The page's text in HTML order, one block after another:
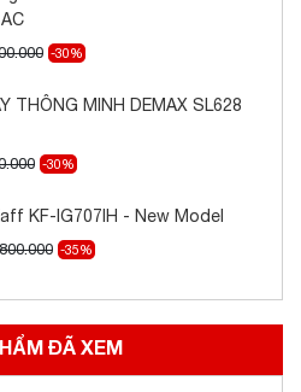
lo lắng mỗi khi cúp điện.
toàn
tự động ngắt gas khi gặp
toàn cho bản thân và gia
-30%
THÔNG MINH DEMAX SL628
-30%
KF-IG707IH - New Model
-35%
ĐÃ XEM